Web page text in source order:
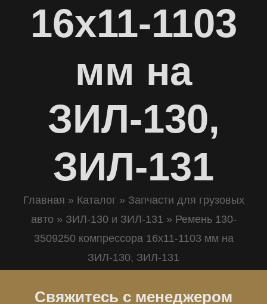
16х11-1103
мм на
ЗИЛ-130,
ЗИЛ-131
Главная » Каталог » Запчасти для грузовых
авто » ЗИЛ-130 и ЗИЛ-131 » Ремень 130-
3509250 компрессора 16х11-1103 мм на
ЗИЛ-130, ЗИЛ-131
Свяжитесь с менеджером